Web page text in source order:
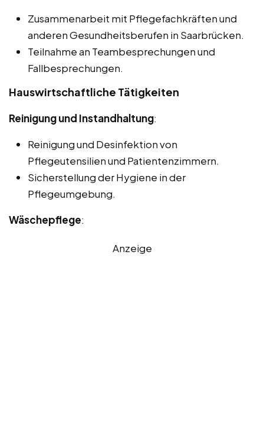
Zusammenarbeit mit Pflegefachkräften und
anderen Gesundheitsberufen in Saarbrücken.
Teilnahme an Teambesprechungen und
Fallbesprechungen.
Hauswirtschaftliche Tätigkeiten
Reinigung und Instandhaltung:
Reinigung und Desinfektion von
Pflegeutensilien und Patientenzimmern.
Sicherstellung der Hygiene in der
Pflegeumgebung.
Wäschepflege:
Anzeige